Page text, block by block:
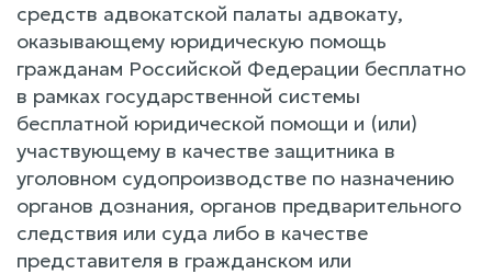
средств адвокатской палаты адвокату,
оказывающему юридическую помощь
гражданам Российской Федерации бесплатно
в рамках государственной системы
бесплатной юридической помощи и (или)
участвующему в качестве защитника в
уголовном судопроизводстве по назначению
органов дознания, органов предварительного
следствия или суда либо в качестве
представителя в гражданском или